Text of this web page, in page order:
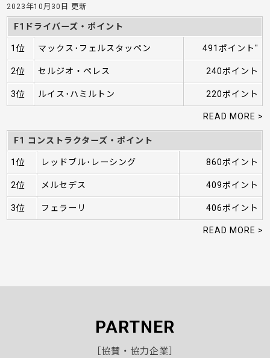
2023年10月30日 更新
F1ドライバーズ・ポイント
1位 マックス･フェルスタッペン 491ポイント"
2位 セルジオ・ペレス 240ポイント
3位 ルイス･ハミルトン 220ポイント
READ MORE >
F1 コンストラクターズ・ポイント
1位 レッドブル･レーシング 860ポイント
2位 メルセデス 409ポイント
3位 フェラーリ 406ポイント
READ MORE >
PARTNER
［協賛・協力企業］